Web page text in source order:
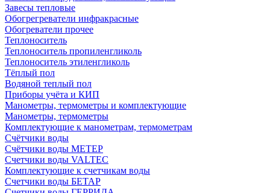
Завесы тепловые
Обогрегреватели инфракрасные
Обогреватели прочее
Теплоноситель
Теплоноситель пропиленгликоль
Теплоноситель этиленгликоль
Тёплый пол
Водяной теплый пол
Приборы учёта и КИП
Манометры, термометры и комплектующие
Манометры, термометры
Комплектующие к манометрам, термометрам
Счётчики воды
Счётчики воды МЕТЕР
Счетчики воды VALTEC
Комплектующие к счетчикам воды
Счетчики воды БЕТАР